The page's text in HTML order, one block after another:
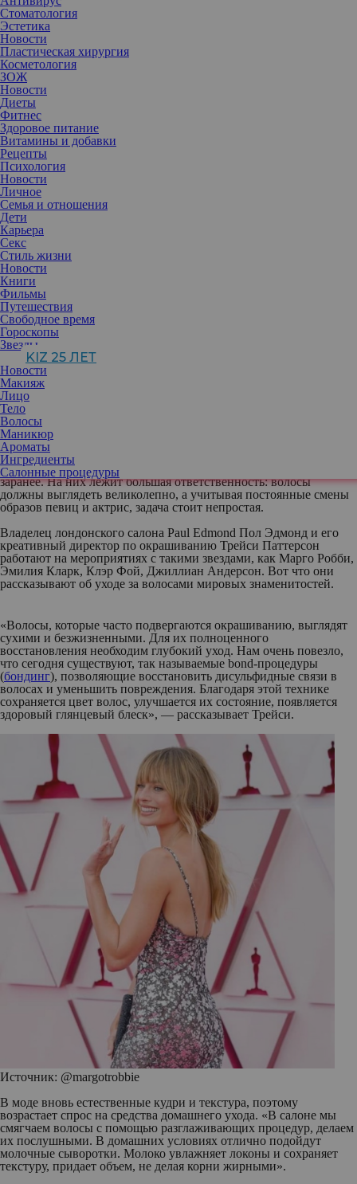
Стоматология
Эстетика
Новости
Пластическая хирургия
Косметология
ЗОЖ
Новости
Диеты
Фитнес
Здоровое питание
Витамины и добавки
Рецепты
Психология
Новости
Личное
Семья и отношения
Дети
Карьера
Секс
Стиль жизни
Новости
Книги
Фильмы
Путешествия
Свободное время
Гороскопы
Звезды
KIZ 25 ЛЕТ
Новости
Макияж
Лицо
Тело
Волосы
Маникюр
Ароматы
Ингредиенты
Салонные процедуры
Звездные стилисты раскрывают секреты ухода за волосами.
Образ на красной дорожке должен быть безупречным.
Мероприятия, на которые собирается «тусовка», своего рода —
ярмарка тщеславия, где все тщательно изучают всех. Прическа,
макияж, наряд, аксессуары — стилисты по одежде и волосам,
make up artist работают не покладая рук. Голливуд ставит
особенно высокую планку. Парикмахеры начинают подготовку
заранее. На них лежит большая ответственность: волосы
должны выглядеть великолепно, а учитывая постоянные смены
образов певиц и актрис, задача стоит непростая.
Владелец лондонского салона Paul Edmond Пол Эдмонд и его
креативный директор по окрашиванию Трейси Паттерсон
работают на мероприятиях с такими звездами, как Марго Робби,
Эмилия Кларк, Клэр Фой, Джиллиан Андерсон. Вот что они
рассказывают об уходе за волосами мировых знаменитостей.
«Волосы, которые часто подвергаются окрашиванию, выглядят
сухими и безжизненными. Для их полноценного
восстановления необходим глубокий уход. Нам очень повезло,
что сегодня существуют, так называемые bond-процедуры
(бондинг), позволяющие восстановить дисульфидные связи в
волосах и уменьшить повреждения. Благодаря этой технике
сохраняется цвет волос, улучшается их состояние, появляется
здоровый глянцевый блеск», — рассказывает Трейси.
Источник: @margotrobbie
В моде вновь естественные кудри и текстура, поэтому
возрастает спрос на средства домашнего ухода. «В салоне мы
смягчаем волосы с помощью разглаживающих процедур, делаем
их послушными. В домашних условиях отлично подойдут
молочные сыворотки. Молоко увлажняет локоны и сохраняет
текстуру, придает объем, не делая корни жирными».